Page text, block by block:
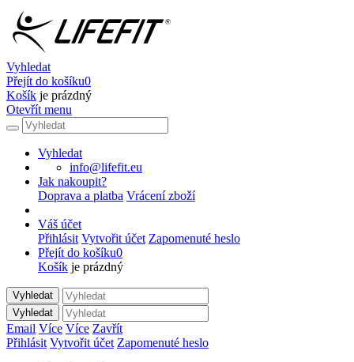
Vyhledat
Přejít do košíku0
Košík je prázdný
Otevřít menu
Vyhledat
info@lifefit.eu
Jak nakoupit?
Doprava a platba Vrácení zboží
Váš účet
Přihlásit Vytvořit účet Zapomenuté heslo
Přejít do košíku0
Košík je prázdný
Vyhledat
Vyhledat
Email Více Více Zavřít
Přihlásit Vytvořit účet Zapomenuté heslo